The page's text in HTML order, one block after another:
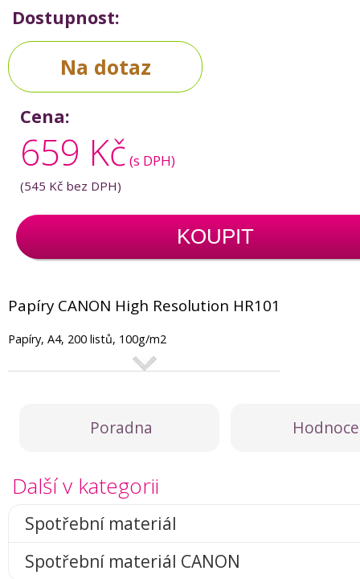
Dostupnost:
Na dotaz
Cena:
659 Kč (s DPH)
(545 Kč bez DPH)
KOUPIT
Papíry CANON High Resolution HR101
Papíry, A4, 200 listů, 100g/m2
Poradna
Další v kategorii
Spotřební materiál
Spotřební materiál CANON